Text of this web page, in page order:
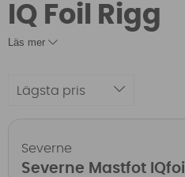
IQ Foil Rigg
Läs mer
Lägsta pris
Severne
Severne Mastfot IQfoil